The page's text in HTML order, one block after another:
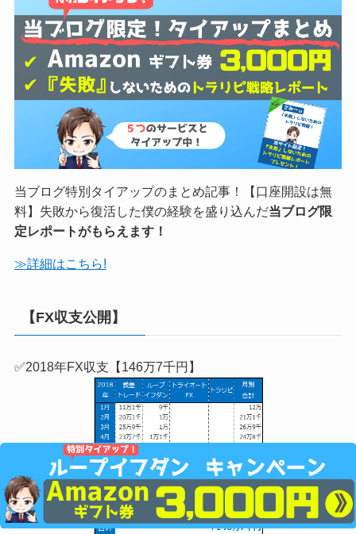
当ブログ特別タイアップのまとめ記事！【口座開設は無
料】失敗から復活した僕の経験を盛り込んだ当ブログ限
定レポートがもらえます！
≫詳細はこちら!
【FX収支公開】
✅2018年FX収支【146万7千円】